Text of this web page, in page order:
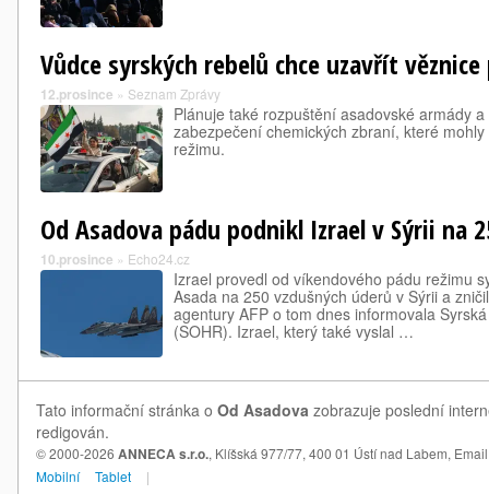
Vůdce syrských rebelů chce uzavřít
12.prosince » Seznam Zprávy
Plánuje také rozpuštění asadovské armády
zabezpečení chemických zbraní, které
režimu.
Od Asadova pádu podnikl Izrael v Sýrii na
10.prosince » Echo24.cz
Izrael provedl od víkendového pádu režimu
Asada na 250 vzdušných úderů v Sýrii a
agentury AFP o tom dnes informovala
(SOHR). Izrael, který také vyslal …
Tato informační stránka o Od Asadova zobrazuje poslední
redigován.
© 2000-2026 ANNECA s.r.o., Klíšská 977/77, 400 01 Ústí nad Labem,
Mobilní
Tablet |